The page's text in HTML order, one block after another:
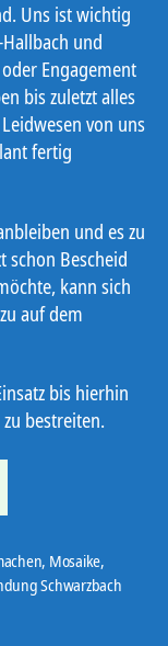
Uns ist wichtig
und
Engagement
bis zuletzt alles
von uns
fertig
und es zu
schon Bescheid
kann sich
auf dem
bis hierhin
bestreiten.
, Mosaike,
Schwarzbach